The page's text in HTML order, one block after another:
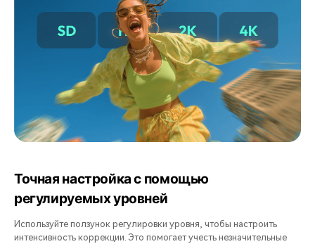
Точная настройка с помощью
регулируемых уровней
Используйте ползунок регулировки уровня, чтобы настроить
интенсивность коррекции. Это помогает учесть незначительные